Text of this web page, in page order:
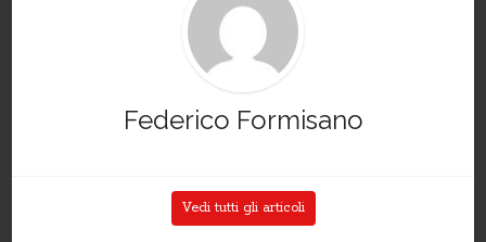
Federico Formisano
Vedi tutti gli articoli